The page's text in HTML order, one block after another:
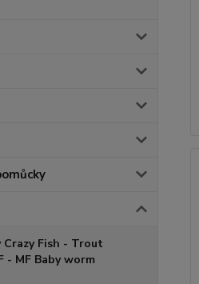
Crazy Fish - Trout
- MF Baby worm